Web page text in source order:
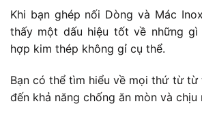
Khi bạn ghép nối Dòng và Mác
thấy một dấu hiệu tốt về những
hợp kim thép không gỉ cụ thể.
Bạn có thể tìm hiểu về mọi thứ từ
đến khả năng chống ăn mòn và chịu